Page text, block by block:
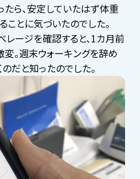
ら、安定していたはず体重
とに気づいたのでした。
レージを確認すると、1カ月前
。週末ウォーキングを辞め
だと知ったのでした。